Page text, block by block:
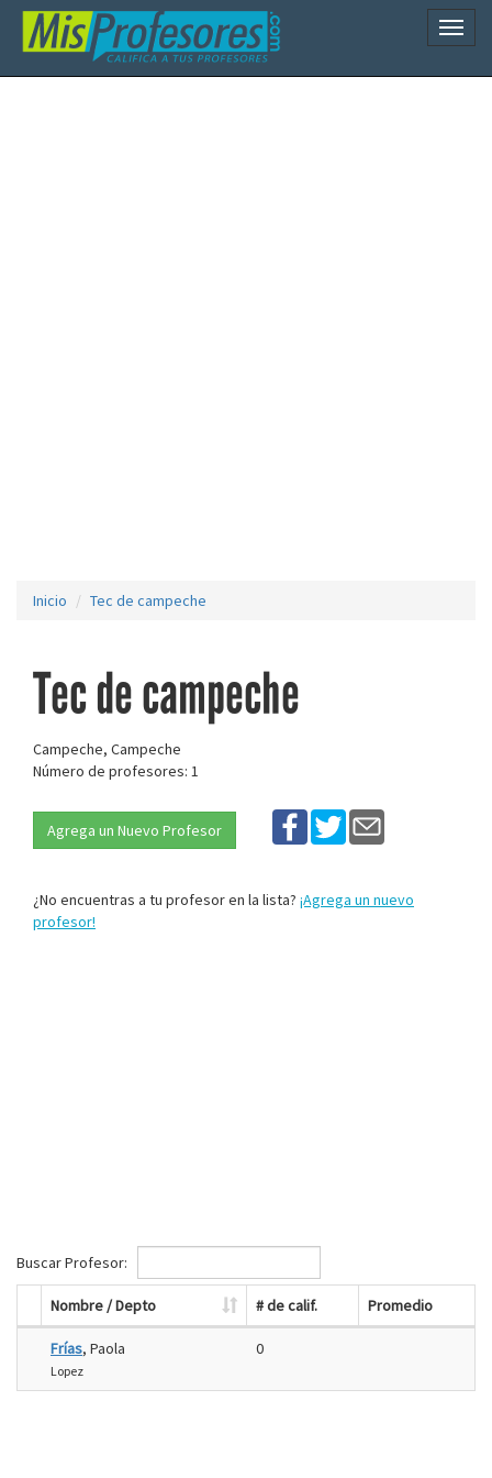
Inicio Tec de campeche
Tec de campeche
Campeche, Campeche
Número de profesores: 1
Agrega un Nuevo Profesor
¿No encuentras a tu profesor en la lista? ¡Agrega un nuevo
profesor!
Buscar Profesor:
Nombre / Depto # de calif. Promedio
Frías, Paola
Lopez
0